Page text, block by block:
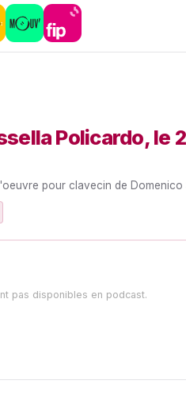
Policardo, le
pour clavecin de Domenico
pas disponibles en podcast.